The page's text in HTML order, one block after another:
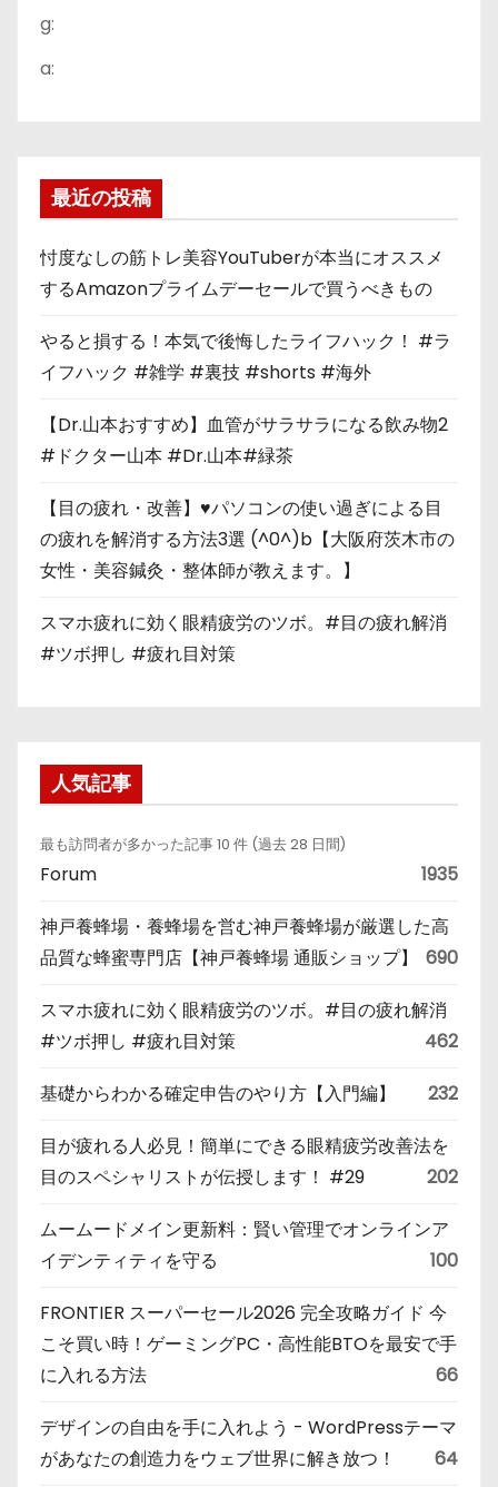
g:
a:
最近の投稿
忖度なしの筋トレ美容YouTuberが本当にオススメ
するAmazonプライムデーセールで買うべきもの
やると損する！本気で後悔したライフハック！ #ラ
イフハック #雑学 #裏技 #shorts #海外
【Dr.山本おすすめ】血管がサラサラになる飲み物2
#ドクター山本 #Dr.山本#緑茶
【目の疲れ・改善】♥パソコンの使い過ぎによる目
の疲れを解消する方法3選 (^0^)b【大阪府茨木市の
女性・美容鍼灸・整体師が教えます。】
スマホ疲れに効く眼精疲労のツボ。#目の疲れ解消
#ツボ押し #疲れ目対策
人気記事
最も訪問者が多かった記事 10 件 (過去 28 日間)
Forum 1935
神戸養蜂場・養蜂場を営む神戸養蜂場が厳選した高
品質な蜂蜜専門店【神戸養蜂場 通販ショップ】
690
スマホ疲れに効く眼精疲労のツボ。#目の疲れ解消
#ツボ押し #疲れ目対策
462
基礎からわかる確定申告のやり方【入門編】 232
目が疲れる人必見！簡単にできる眼精疲労改善法を
目のスペシャリストが伝授します！ #29
202
ムームードメイン更新料：賢い管理でオンラインア
イデンティティを守る
100
FRONTIER スーパーセール2026 完全攻略ガイド 今
こそ買い時！ゲーミングPC・高性能BTOを最安で手
に入れる方法
66
デザインの自由を手に入れよう - WordPressテーマ
があなたの創造力をウェブ世界に解き放つ！
64